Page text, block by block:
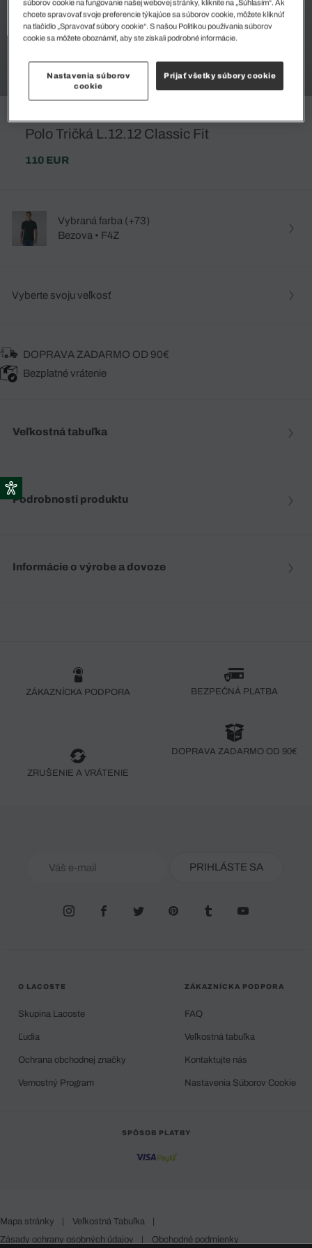
Polo Tričká L.12.12 Classic Fit
110 EUR
Vybraná farba (+73)
Bezova • F4Z
Vyberte svoju veľkosť
DOPRAVA ZADARMO OD 90€
Bezplatné vrátenie
Veľkostná tabuľka
Podrobnosti produktu
Informácie o výrobe a dovoze
ZÁKAZNÍCKA PODPORA BEZPEČNÁ PLATBA
ZRUŠENIE A VRÁTENIE
DOPRAVA ZADARMO OD 90€
PRIHLÁSTE SA
O LACOSTE
Skupina Lacoste
Ľudia
Ochrana obchodnej značky
Vernostný Program
ZÁKAZNÍCKA PODPORA
FAQ
Veľkostná tabuľka
Kontaktujte nás
Nastavenia Súborov Cookie
SPÔSOB PLATBY
Mapa stránky | Veľkostná Tabuľka
|
Zásady ochrany osobných údajov
| Obchodné podmienky
súborov cookie na fungovanie našej webovej stránky, kliknite na „Súhlasím“. Ak
chcete spravovať svoje preferencie týkajúce sa súborov cookie, môžete kliknúť
na tlačidlo „Spravovať súbory cookie“. S našou Politikou používania súborov
cookie sa môžete oboznámiť, aby ste získali podrobné informácie.
Nastavenia súborov
cookie
Prijať všetky súbory cookie